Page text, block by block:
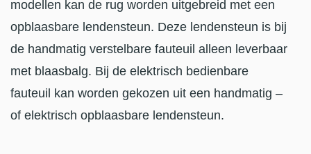
modellen kan de rug worden uitgebreid met een
opblaasbare lendensteun. Deze lendensteun is bij
de handmatig verstelbare fauteuil alleen leverbaar
met blaasbalg. Bij de elektrisch bedienbare
fauteuil kan worden gekozen uit een handmatig –
of elektrisch opblaasbare lendensteun.